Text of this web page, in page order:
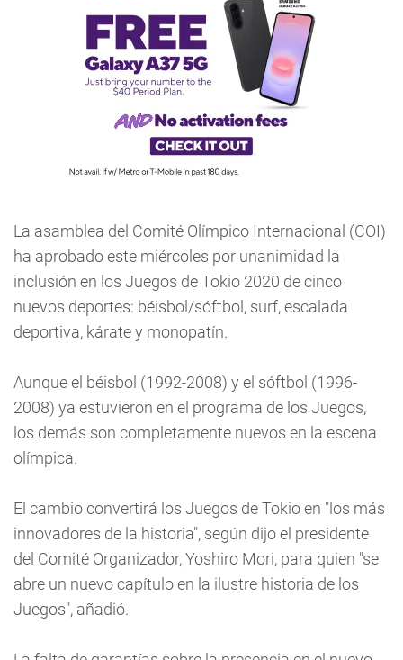
La asamblea del Comité Olímpico Internacional (COI)
ha aprobado este miércoles por unanimidad la
inclusión en los Juegos de Tokio 2020 de cinco
nuevos deportes: béisbol/sóftbol, surf, escalada
deportiva, kárate y monopatín.
Aunque el béisbol (1992-2008) y el sóftbol (1996-
2008) ya estuvieron en el programa de los Juegos,
los demás son completamente nuevos en la escena
olímpica.
El cambio convertirá los Juegos de Tokio en "los más
innovadores de la historia", según dijo el presidente
del Comité Organizador, Yoshiro Mori, para quien "se
abre un nuevo capítulo en la ilustre historia de los
Juegos", añadió.